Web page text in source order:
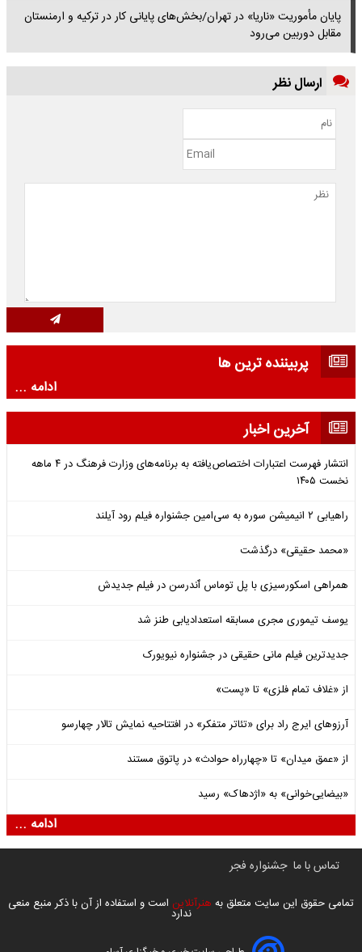
پایان مأموریت «ناریا» در تهران/بخش‌های پایانی کار در ترکیه و ارمنستان
مقابل دوربین می‌رود
ارسال نظر
پربیننده ترین ها
ادامه ...
آخرین اخبار
انتشار فهرست اعتبارات اختصاص‌یافته به برنامه‌های وزارت فرهنگ در ۴ ماهه
نخست ۱۴۰۵
راهیابی ۲ انیمیشن سوره به سی‌امین جشنواره فیلم رود آیلند
«محمد حقیقی» درگذشت
همراهی اسکورسیزی با پل توماس ٱندرسن در فیلم جدیدش
یوسف تیموری مجری مسابقه استعدادیابی طنز شد
جدیدترین فیلم مانی حقیقی در جشنواره نیویورک
از «غلاف تمام فلزی» تا «پست»
آرزوهای ایرج راد برای «تئاتر متفکر» در افتتاحیه نمایش تالار چهارسو
از «عمق میدان» تا «چهارراه حوادث» در پاتوق مستند
«بیضایی‌خوانی» به «اژدهاک» رسید
ادامه ...
تماس با ما جشنواره فجر
تمامی حقوق این سایت متعلق به هنرآنلاین است و استفاده از آن با ذکر منبع منعی
ندارد